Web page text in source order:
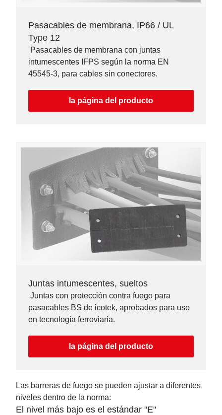
Pasacables de membrana, IP66 / UL
Type 12
Pasacables de membrana con juntas
intumescentes IFPS según la norma EN
45545-3, para cables sin conectores.
la página del producto
Juntas intumescentes, sueltos
Juntas con protección contra fuego para
pasacables BS de icotek, aprobados para uso
en tecnología ferroviaria.
la página del producto
Las barreras de fuego se pueden ajustar a diferentes
niveles dentro de la norma:
El nivel más bajo es el estándar "E"